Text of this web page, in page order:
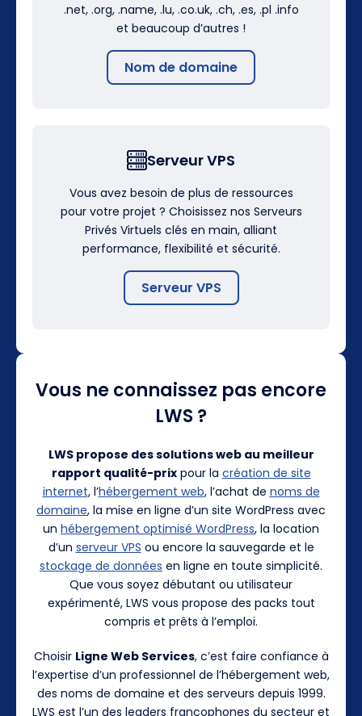
.net, .org, .name, .lu, .co.uk, .ch, .es, .pl .info
et beaucoup d’autres !
Nom de domaine
Serveur VPS
Vous avez besoin de plus de ressources
pour votre projet ? Choisissez nos Serveurs
Privés Virtuels clés en main, alliant
performance, flexibilité et sécurité.
Serveur VPS
Vous ne connaissez pas encore
LWS ?
LWS propose des solutions web au meilleur
rapport qualité-prixpour la création de site
internet, l’hébergement web, l’achat de noms de
domaine, la mise en ligne d’un site WordPress avec
un hébergement optimisé WordPress, la location
d’un serveur VPS ou encore la sauvegarde et le
stockage de données en ligne en toute simplicité.
Que vous soyez débutant ou utilisateur
expérimenté, LWS vous propose des packs tout
compris et prêts à l’emploi.
Choisir Ligne Web Services, c’est faire confiance à
l’expertise d’un professionnel de l’hébergement web,
des noms de domaine et des serveurs depuis 1999.
LWS est l’un des leaders francophones du secteur et